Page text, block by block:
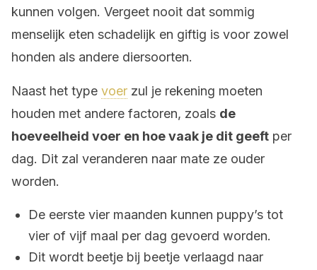
kunnen volgen. Vergeet nooit dat sommig
menselijk eten schadelijk en giftig is voor zowel
honden als andere diersoorten.
Naast het type voer zul je rekening moeten
houden met andere factoren, zoals de
hoeveelheid voer en hoe vaak je dit geeft per
dag. Dit zal veranderen naar mate ze ouder
worden.
De eerste vier maanden kunnen puppy’s tot
vier of vijf maal per dag gevoerd worden.
Dit wordt beetje bij beetje verlaagd naar